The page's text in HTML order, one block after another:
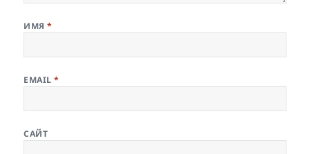
ИМЯ*
EMAIL*
САЙТ